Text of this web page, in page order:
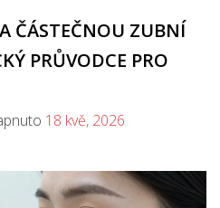
ČÁSTEČNOU ZUBNÍ
PRŮVODCE PRO
18 kvě, 2026